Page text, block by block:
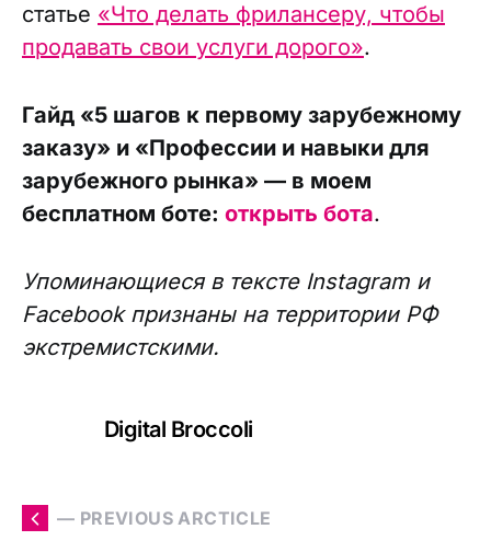
статье «Что делать фрилансеру, чтобы
продавать свои услуги дорого».
Гайд «5 шагов к первому зарубежному
заказу» и «Профессии и навыки для
зарубежного рынка» — в моем
бесплатном боте: открыть бота.
Упоминающиеся в тексте Instagram и
Facebook признаны на территории РФ
экстремистскими.
Digital Broccoli
— PREVIOUS ARCTICLE